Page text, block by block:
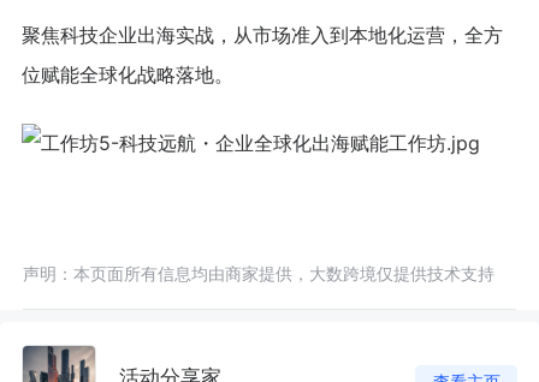
聚焦科技企业出海实战，从市场准入到本地化运营，全方
位赋能全球化战略落地。
声明：本页面所有信息均由商家提供，大数跨境仅提供技术支持
活动分享家